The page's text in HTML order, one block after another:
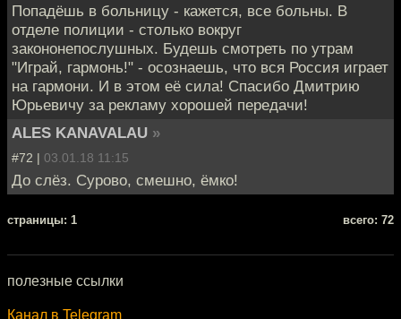
Попадёшь в больницу - кажется, все больны. В
отделе полиции - столько вокруг
закононепослушных. Будешь смотреть по утрам
"Играй, гармонь!" - осознаешь, что вся Россия играет
на гармони. И в этом её сила! Спасибо Дмитрию
Юрьевичу за рекламу хорошей передачи!
ALES KANAVALAU »
#72 | 03.01.18 11:15
До слёз. Сурово, смешно, ёмко!
cтраницы: 1 всего: 72
полезные ссылки
Канал в Telegram